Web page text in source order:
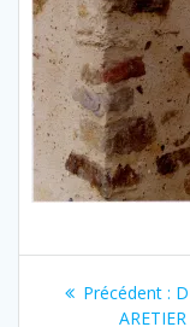
Précédent :
ARETIER